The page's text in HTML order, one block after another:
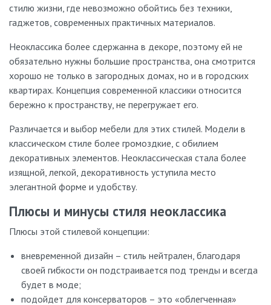
стилю жизни, где невозможно обойтись без техники,
гаджетов, современных практичных материалов.
Неоклассика более сдержанна в декоре, поэтому ей не
обязательно нужны большие пространства, она смотрится
хорошо не только в загородных домах, но и в городских
квартирах. Концепция современной классики относится
бережно к пространству, не перегружает его.
Различается и выбор мебели для этих стилей. Модели в
классическом стиле более громоздкие, с обилием
декоративных элементов. Неоклассическая стала более
изящной, легкой, декоративность уступила место
элегантной форме и удобству.
Плюсы и минусы стиля неоклассика
Плюсы этой стилевой концепции:
вневременной дизайн – стиль нейтрален, благодаря
своей гибкости он подстраивается под тренды и всегда
будет в моде;
подойдет для консерваторов – это «облегченная»